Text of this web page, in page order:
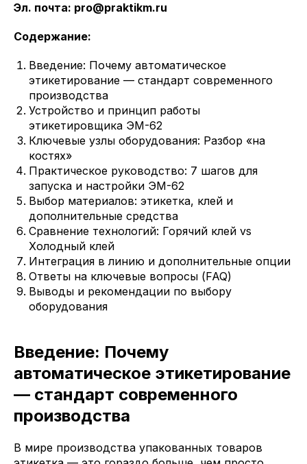
Эл. почта: pro@praktikm.ru
Содержание:
Введение: Почему автоматическое
этикетирование — стандарт современного
производства
Устройство и принцип работы
этикетировщика ЭМ-62
Ключевые узлы оборудования: Разбор «на
костях»
Практическое руководство: 7 шагов для
запуска и настройки ЭМ-62
Выбор материалов: этикетка, клей и
дополнительные средства
Сравнение технологий: Горячий клей vs
Холодный клей
Интеграция в линию и дополнительные опции
Ответы на ключевые вопросы (FAQ)
Выводы и рекомендации по выбору
оборудования
Введение: Почему
автоматическое этикетирование
— стандарт современного
производства
В мире производства упакованных товаров